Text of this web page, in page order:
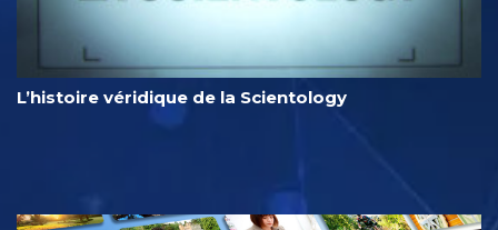
L’histoire véridique de la Scientology